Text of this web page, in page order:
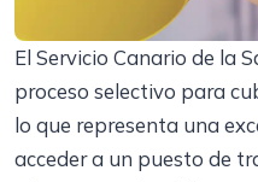
El Servicio Canario de la
proceso selectivo para
lo que representa una
acceder a un puesto de